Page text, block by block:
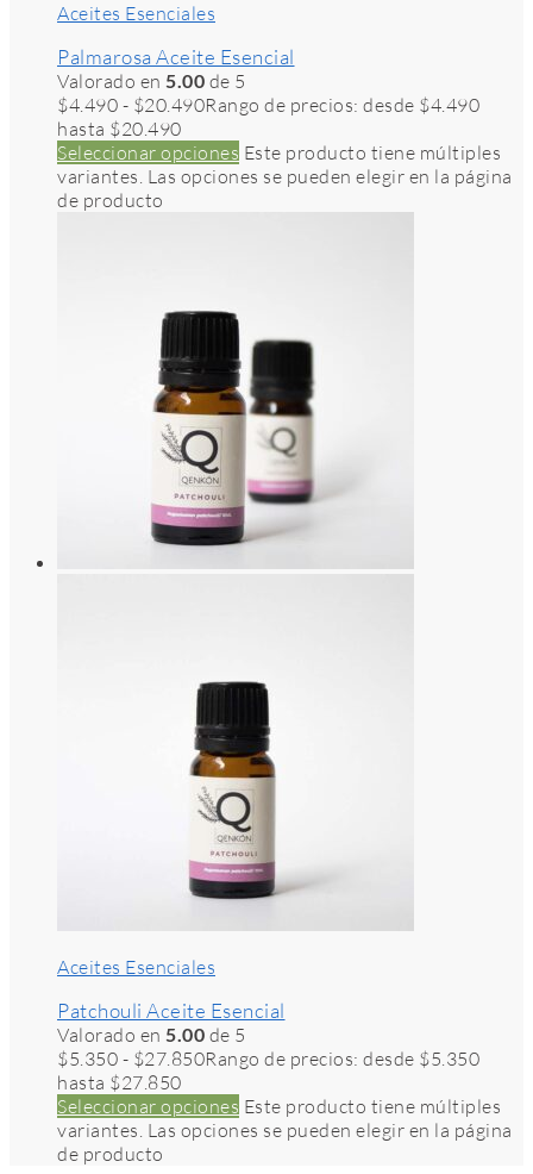
Aceites Esenciales
Palmarosa Aceite Esencial
Valorado en 5.00 de 5
$4.490 - $20.490Rango de precios: desde $4.490
hasta $20.490
Seleccionar opciones Este producto tiene múltiples
variantes. Las opciones se pueden elegir en la página
de producto
Aceites Esenciales
Patchouli Aceite Esencial
Valorado en 5.00 de 5
$5.350 - $27.850Rango de precios: desde $5.350
hasta $27.850
Seleccionar opciones Este producto tiene múltiples
variantes. Las opciones se pueden elegir en la página
de producto